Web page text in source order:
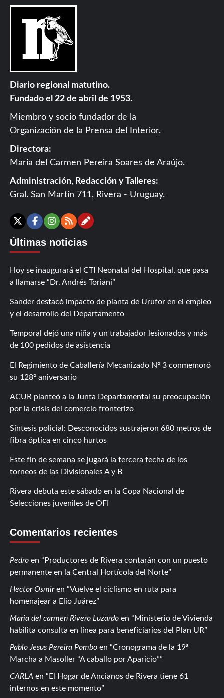
Diario regional matutino.
Fundado el 22 de abril de 1953.
Miembro y socio fundador de la
Organización de la Prensa del Interior.
Directora:
María del Carmen Pereira Soares de Araújo.
Administración, Redacción y Talleres:
Gral. San Martín 711, Rivera - Uruguay.
X Facebook
Instagram
RSSContáctanos
Últimas noticias
Hoy se inaugurará el CTI Neonatal del Hospital, que pasa
a llamarse “Dr. Andrés Toriani”
Sander destacó impacto de planta de Urufor en el empleo
y el desarrollo del Departamento
Temporal dejó una niña y un trabajador lesionados y más
de 100 pedidos de asistencia
El Regimiento de Caballería Mecanizado Nº 3 conmemoró
su 128º aniversario
ACUR planteó a la Junta Departamental su preocupación
por la crisis del comercio fronterizo
Síntesis policial: Desconocidos sustrajeron 680 metros de
fibra óptica en cinco hurtos
Este fin de semana se jugará la tercera fecha de los
torneos de las Divisionales A y B
Rivera debuta este sábado en la Copa Nacional de
Selecciones juveniles de OFI
Comentarios recientes
Pedro en
Productores de Rivera contarán con un puesto
permanente en la Central Hortícola del Norte
Hector Osmiren
Vuelve el ciclismo en ruta para
homenajear a Elio Juárez
Maria del carmen Rivero Luzardo en
Ministerio de Vivienda
habilita consulta en línea para beneficiarios del Plan UR
Pablo Jesus Pereira Pombo en
Cronograma de la 19ª
Marcha a Masoller “A caballo por Aparicio”
CARLA en
El Hogar de Ancianos de Rivera tiene 61
internos en este momento